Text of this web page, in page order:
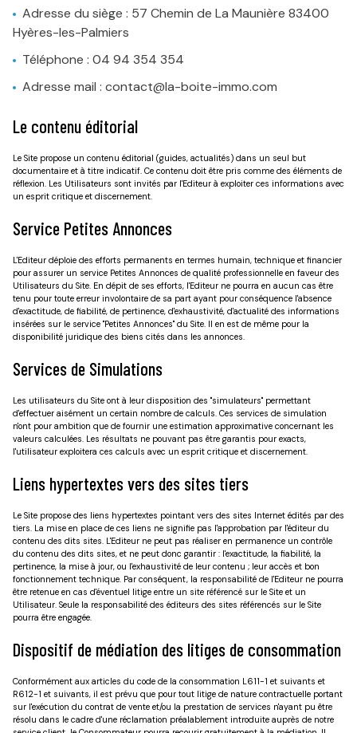
Adresse du siège : 57 Chemin de La Maunière 83400
Hyères-les-Palmiers
Téléphone : 04 94 354 354
Adresse mail : contact@la-boite-immo.com
Le contenu éditorial
Le Site propose un contenu éditorial (guides, actualités) dans un seul but
documentaire et à titre indicatif. Ce contenu doit être pris comme des éléments de
réflexion. Les Utilisateurs sont invités par l'Editeur à exploiter ces informations avec
un esprit critique et discernement.
Service Petites Annonces
L'Editeur déploie des efforts permanents en termes humain, technique et financier
pour assurer un service Petites Annonces de qualité professionnelle en faveur des
Utilisateurs du Site. En dépit de ses efforts, l'Editeur ne pourra en aucun cas être
tenu pour toute erreur involontaire de sa part ayant pour conséquence l'absence
d'exactitude, de fiabilité, de pertinence, d'exhaustivité, d'actualité des informations
insérées sur le service "Petites Annonces" du Site. Il en est de même pour la
disponibilité juridique des biens cités dans les annonces.
Services de Simulations
Les utilisateurs du Site ont à leur disposition des "simulateurs" permettant
d'effectuer aisément un certain nombre de calculs. Ces services de simulation
n'ont pour ambition que de fournir une estimation approximative concernant les
valeurs calculées. Les résultats ne pouvant pas être garantis pour exacts,
l'utilisateur exploitera ces calculs avec un esprit critique et discernement.
Liens hypertextes vers des sites tiers
Le Site propose des liens hypertextes pointant vers des sites Internet édités par des
tiers. La mise en place de ces liens ne signifie pas l'approbation par l'éditeur du
contenu des dits sites. L'Editeur ne peut pas réaliser en permanence un contrôle
du contenu des dits sites, et ne peut donc garantir : l'exactitude, la fiabilité, la
pertinence, la mise à jour, ou l'exhaustivité de leur contenu ; leur accès et bon
fonctionnement technique. Par conséquent, la responsabilité de l'Editeur ne pourra
être retenue en cas d'éventuel litige entre un site référencé sur le Site et un
Utilisateur. Seule la responsabilité des éditeurs des sites référencés sur le Site
pourra être engagée.
Dispositif de médiation des litiges de consommation
Conformément aux articles du code de la consommation L611-1 et suivants et
R612-1 et suivants, il est prévu que pour tout litige de nature contractuelle portant
sur l'exécution du contrat de vente et/ou la prestation de services n'ayant pu être
résolu dans le cadre d'une réclamation préalablement introduite auprès de notre